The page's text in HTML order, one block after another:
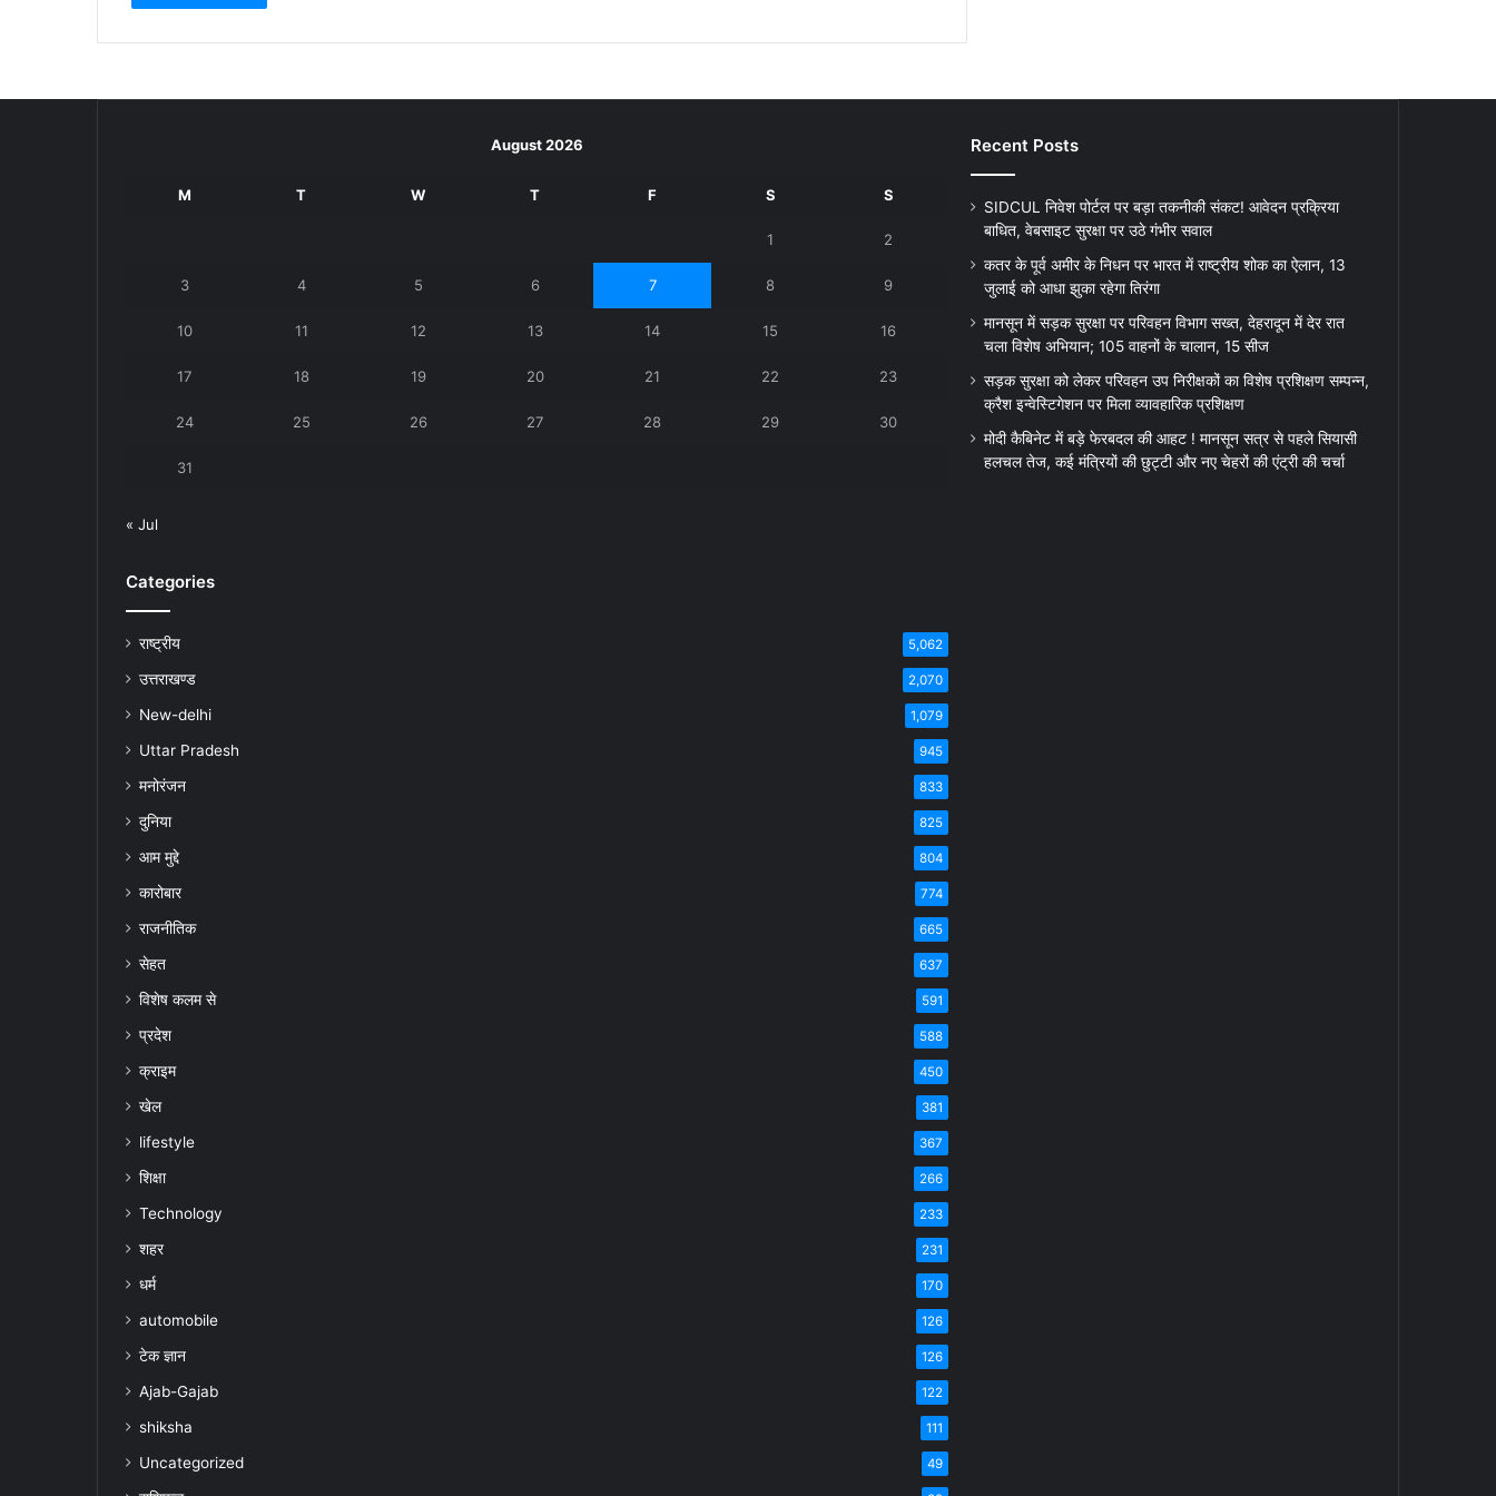
August 2026
M T W T F S S
1 2
3 4 5 6 7 8 9
10 11 12 13 14 15 16
17 18 19 20 21 22 23
24 25 26 27 28 29 30
31
« Jul
Categories
राष्ट्रीय 5,062
उत्तराखण्ड 2,070
New-delhi 1,079
Uttar Pradesh 945
मनोरंजन 833
दुनिया 825
आम मुद्दे 804
कारोबार 774
राजनीतिक 665
सेहत 637
विशेष कलम से 591
प्रदेश 588
क्राइम 450
खेल 381
lifestyle 367
शिक्षा 266
Technology 233
शहर 231
धर्म 170
automobile 126
टेक ज्ञान 126
Ajab-Gajab 122
shiksha 111
Uncategorized 49
Recent Posts
SIDCUL निवेश पोर्टल पर बड़ा तकनीकी संकट! आवेदन प्रक्रिया
बाधित, वेबसाइट सुरक्षा पर उठे गंभीर सवाल
कतर के पूर्व अमीर के निधन पर भारत में राष्ट्रीय शोक का ऐलान, 13
जुलाई को आधा झुका रहेगा तिरंगा
मानसून में सड़क सुरक्षा पर परिवहन विभाग सख्त, देहरादून में देर रात
चला विशेष अभियान; 105 वाहनों के चालान, 15 सीज
सड़क सुरक्षा को लेकर परिवहन उप निरीक्षकों का विशेष प्रशिक्षण सम्पन्न,
क्रैश इन्वेस्टिगेशन पर मिला व्यावहारिक प्रशिक्षण
मोदी कैबिनेट में बड़े फेरबदल की आहट ! मानसून सत्र से पहले सियासी
हलचल तेज, कई मंत्रियों की छुट्टी और नए चेहरों की एंट्री की चर्चा